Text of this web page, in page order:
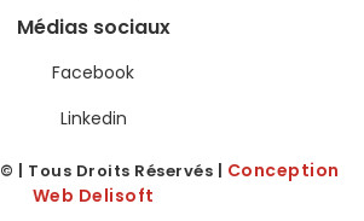
Médias sociaux
Facebook
Linkedin
© | Tous Droits Réservés | Conception
Web Delisoft